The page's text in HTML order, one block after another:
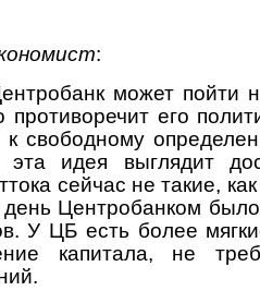
:
может пойти
противоречит его
свободному
идея выглядит
сейчас не такие,
день Центробанком
У ЦБ есть более
капитала, не